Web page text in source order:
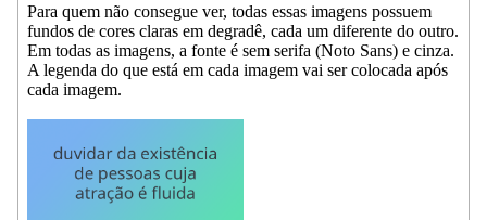
Para quem não consegue ver, todas essas imagens possuem
fundos de cores claras em degradê, cada um diferente do outro.
Em todas as imagens, a fonte é sem serifa (Noto Sans) e cinza.
A legenda do que está em cada imagem vai ser colocada após
cada imagem.